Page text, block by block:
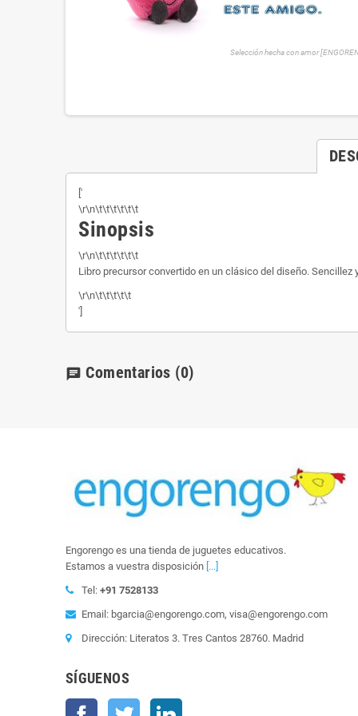
Selección hecha con amor
['
\r\n\t\t\t\t\t\t
Sinopsis
\r\n\t\t\t\t\t\t
Libro precursor convertido en un clásico del diseño.
\r\n\t\t\t\t\t
']
chat Comentarios (0)
Engorengo es una tienda de juguetes educativos.
Estamos a vuestra disposición [...]
Tel: +91 7528133
Email: bgarcia@engorengo.com, visa@engorengo.com
Dirección: Literatos 3. Tres Cantos 28760. Madrid
SÍGUENOS
Facebook Twitter